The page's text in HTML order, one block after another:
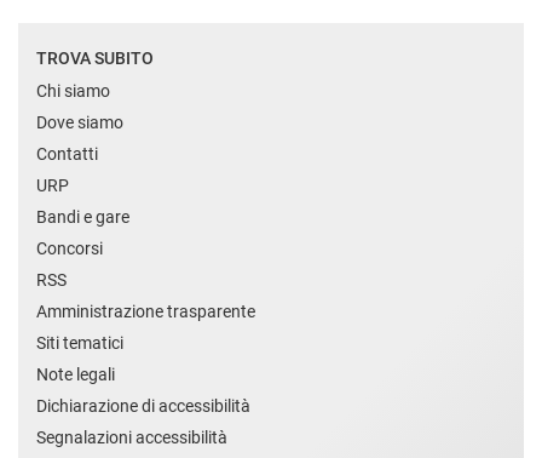
TROVA SUBITO
Chi siamo
Dove siamo
Contatti
URP
Bandi e gare
Concorsi
RSS
Amministrazione trasparente
Siti tematici
Note legali
Dichiarazione di accessibilità
Segnalazioni accessibilità